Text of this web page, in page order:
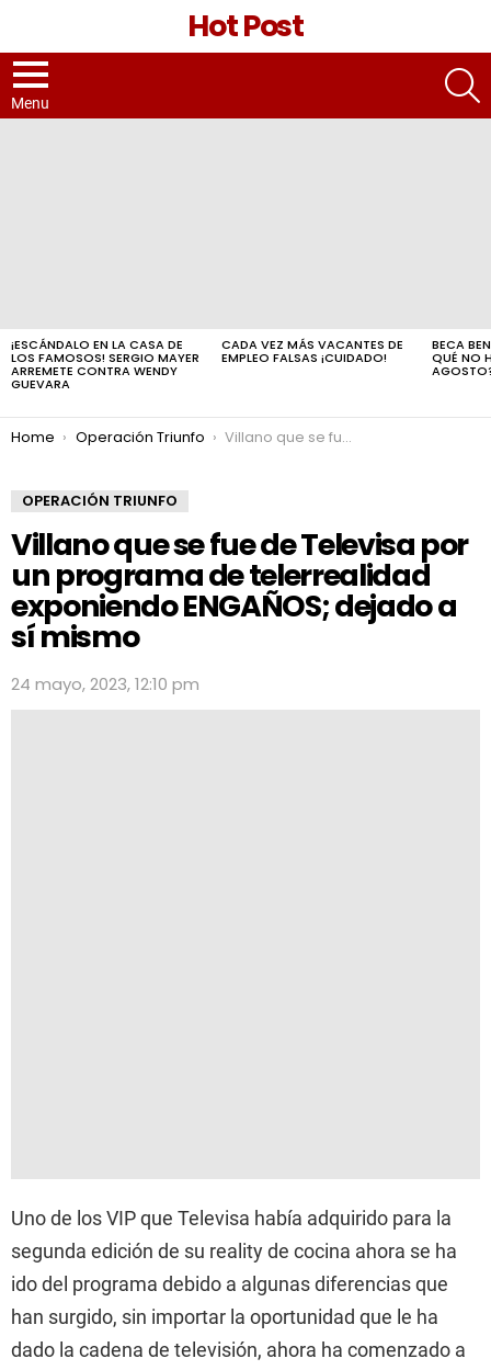
Hot Post
Menu
¡ESCÁNDALO EN LA CASA DE
LOS FAMOSOS! SERGIO MAYER
ARREMETE CONTRA WENDY
GUEVARA
CADA VEZ MÁS VACANTES DE
EMPLEO FALSAS ¡CUIDADO!
BECA
QUÉ NO
You are here:
Home Operación Triunfo Villano que se fue de Televisa por un programa de telerrealidad exponiendo ENGAÑOS; dejado a sí mismo
OPERACIÓN TRIUNFO
Villano que se fue de Televisa por
un programa de telerrealidad
exponiendo ENGAÑOS; dejado a
sí mismo
24 mayo, 2023, 12:10 pm
Uno de los VIP que Televisa había adquirido para la
segunda edición de su reality de cocina ahora se ha
ido del programa debido a algunas diferencias que
han surgido, sin importar la oportunidad que le ha
dado la cadena de televisión, ahora ha comenzado a